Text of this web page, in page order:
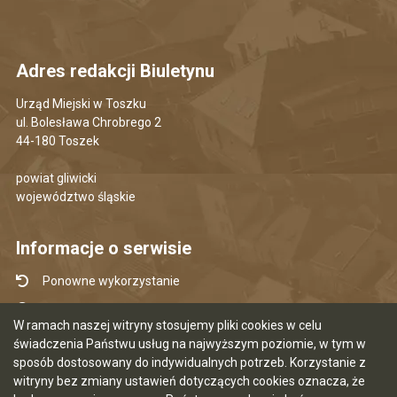
W ramach naszej witryny stosujemy pliki cookies w celu
świadczenia Państwu usług na najwyższym poziomie, w tym w
sposób dostosowany do indywidualnych potrzeb. Korzystanie z
witryny bez zmiany ustawień dotyczących cookies oznacza, że
Adres redakcji Biuletynu
Urząd Miejski w Toszku
ul. Bolesława Chrobrego 2
44-180 Toszek
powiat gliwicki
województwo śląskie
Informacje o serwisie
Ponowne wykorzystanie
Mapa serwisu
Instrukcja obsługi
Statystyki oglądalności